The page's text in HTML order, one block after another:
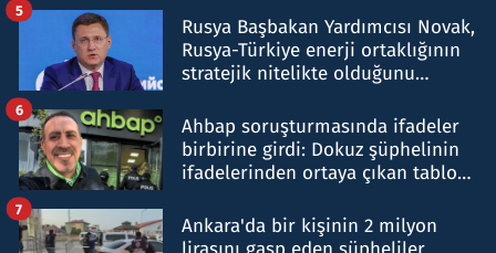
Rusya Başbakan Yardımcısı Novak,
Rusya-Türkiye enerji ortaklığının
stratejik nitelikte olduğunu
5
Ahbap soruşturmasında ifadeler
birbirine girdi: Dokuz şüphelinin
ifadelerinden ortaya çıkan tablo
6
Ankara'da bir kişinin 2 milyon
7